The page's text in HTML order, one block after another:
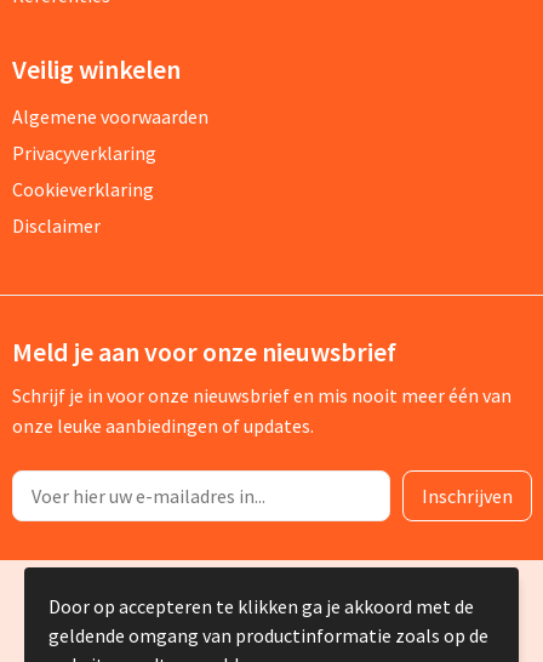
Veilig winkelen
Algemene voorwaarden
Privacyverklaring
Cookieverklaring
Disclaimer
Meld je aan voor onze nieuwsbrief
Schrijf je in voor onze nieuwsbrief en mis nooit meer één van
onze leuke aanbiedingen of updates.
© Copyright Silvia Bruin reclame-advies 2025
Door op accepteren te klikken ga je akkoord met de
geldende omgang van productinformatie zoals op de